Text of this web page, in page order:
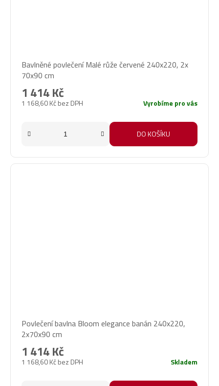
Bavlněné povlečení Malé růže červené 240x220, 2x
70x90 cm
1 168,60 Kč bez DPH
1 414 Kč
Vyrobíme pro vás
DO KOŠÍKU
Povlečení bavlna Bloom elegance banán 240x220,
2x70x90 cm
1 168,60 Kč bez DPH
1 414 Kč
Skladem